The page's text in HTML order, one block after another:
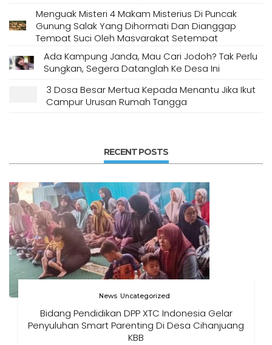
Menguak Misteri 4 Makam Misterius Di Puncak
Gunung Salak Yang Dihormati Dan Dianggap
Tempat Suci Oleh Masyarakat Setempat
Ada Kampung Janda, Mau Cari Jodoh? Tak Perlu
Sungkan, Segera Datanglah Ke Desa Ini
3 Dosa Besar Mertua Kepada Menantu Jika Ikut
Campur Urusan Rumah Tangga
RECENT POSTS
News Uncategorized
Bidang Pendidikan DPP XTC Indonesia Gelar
Penyuluhan Smart Parenting Di Desa Cihanjuang
KBB